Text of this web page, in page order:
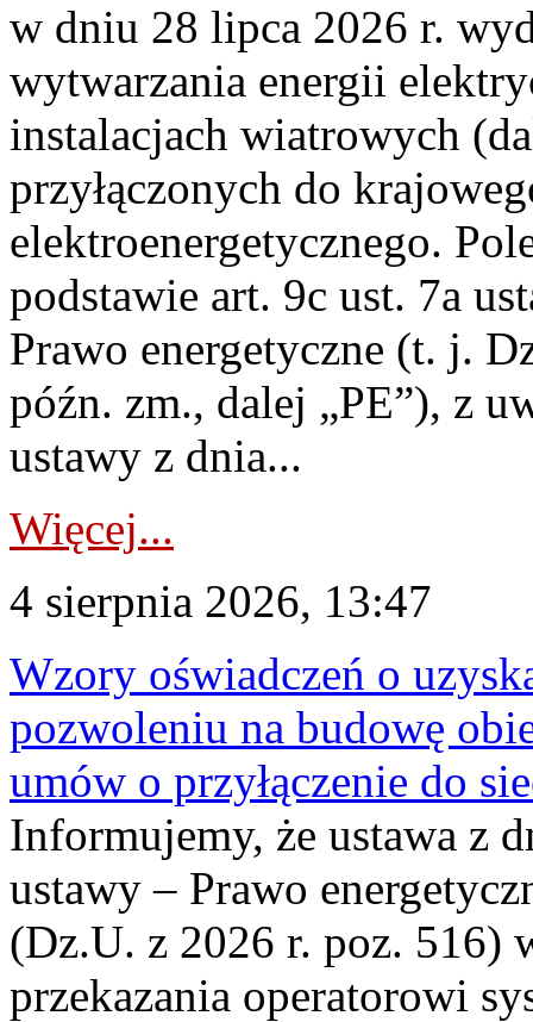
w dniu 28 lipca 2026 r.
wytwarzania energii
instalacjach wiatrowych
przyłączonych do
elektroenergetycznego.
podstawie art. 9c ust. 7a
Prawo energetyczne (t. j.
późn. zm., dalej „PE”), z
ustawy z dnia...
Więcej...
4 sierpnia 2026, 13:47
Wzory oświadczeń o
pozwoleniu na budowę
umów o przyłączenie do
Informujemy, że ustawa z
ustawy – Prawo
(Dz.U. z 2026 r. poz. 516)
przekazania operatorowi